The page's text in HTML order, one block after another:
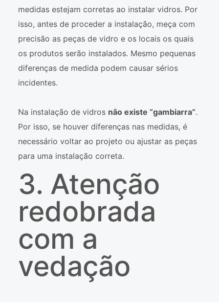
medidas estejam corretas ao instalar vidros. Por
isso, antes de proceder a instalação, meça com
precisão as peças de vidro e os locais os quais
os produtos serão instalados. Mesmo pequenas
diferenças de medida podem causar sérios
incidentes.
Na instalação de vidros não existe “gambiarra”.
Por isso, se houver diferenças nas medidas, é
necessário voltar ao projeto ou ajustar as peças
para uma instalação correta.
3. Atenção
redobrada
com a
vedação